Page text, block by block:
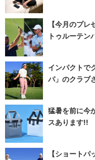
【今月のプ
トゥルーテン
インパクトで
パ」のクラブ
猛暑を前に今
スあります!!
【ショート